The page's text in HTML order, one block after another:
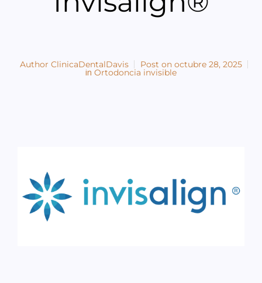
Author ClinicaDentalDavis Post on octubre 28, 2025
in Ortodoncia invisible